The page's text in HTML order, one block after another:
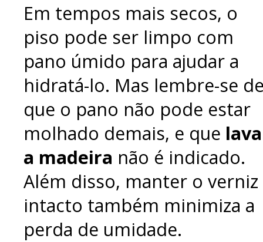
Em tempos mais secos, o
piso pode ser limpo com
pano úmido para ajudar a
hidratá-lo. Mas lembre-se
que o pano não pode estar
molhado demais, e que
a madeira não é indicado.
Além disso, manter o verniz
intacto também minimiza a
perda de umidade.